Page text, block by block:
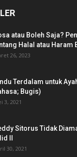
atau Boleh Saja?
Halal atau Haram
26, 2023
Terdalam untuk
Bugis)
3, 2021
Sitorus Tidak
II
30, 2021